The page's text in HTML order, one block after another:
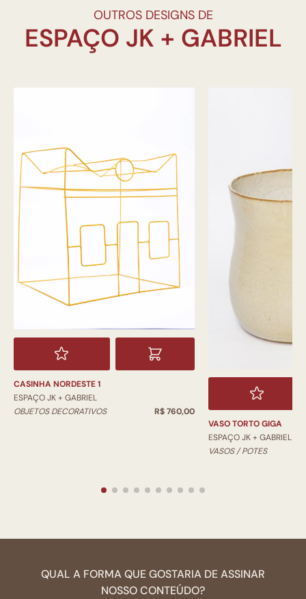
OUTROS DESIGNS DE
CASINHA NORDESTE 1
ESPAÇO JK + GABRIEL
OBJETOS DECORATIVOS
R$ 760,00
VASO TORTO GIGA
ESPAÇO JK + GABRIEL
VASOS / POTES
QUAL A FORMA QUE GOSTARIA DE ASSINAR
NOSSO CONTEÚDO?